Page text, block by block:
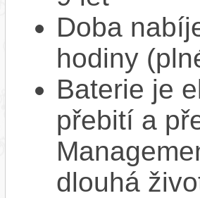
Doba
hodiny
Baterie je
přebití a
dlouhá